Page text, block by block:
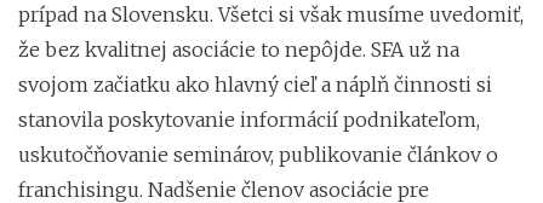
prípad na Slovensku. Všetci si však musíme uvedomiť,
že bez kvalitnej asociácie to nepôjde. SFA už na
svojom začiatku ako hlavný cieľ a náplň činnosti si
stanovila poskytovanie informácií podnikateľom,
uskutočňovanie seminárov, publikovanie článkov o
franchisingu. Nadšenie členov asociácie pre